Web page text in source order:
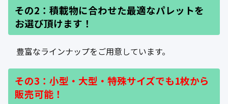
その2：積載物に合わせた最適なパレットを
お選び頂けます！
豊富なラインナップをご用意しています。
その3：小型・大型・特殊サイズでも1枚から
販売可能！